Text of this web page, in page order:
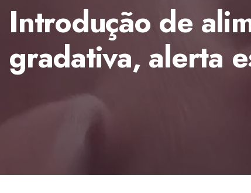
Introdução de
gradativa, alerta